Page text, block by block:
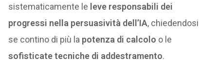
sistematicamente le leve responsabili dei
progressi nella persuasività dell’IA, chiedendosi
se contino di più la potenza di calcolo o le
sofisticate tecniche di addestramento.